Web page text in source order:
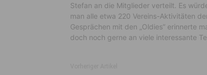
Stefan an die Mitglieder verteilt. Es
man alle etwa 220 Vereins-Aktivitäten
Gesprächen mit den „Oldies” erinnerte
doch noch gerne an viele interessante